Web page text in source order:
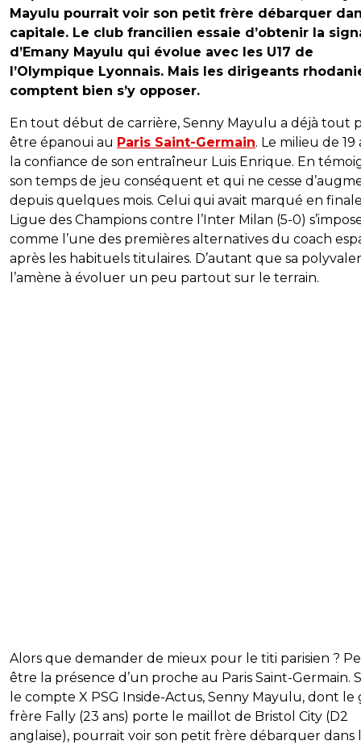
Mayulu pourrait voir son petit frère débarquer
capitale. Le club francilien essaie d’obtenir la
d’Emany Mayulu qui évolue avec les U17 de
l’Olympique Lyonnais. Mais les dirigeants
comptent bien s’y opposer.
En tout début de carrière, Senny Mayulu a déjà tout
être épanoui au Paris Saint-Germain. Le milieu de 19
la confiance de son entraîneur Luis Enrique. En
son temps de jeu conséquent et qui ne cesse
depuis quelques mois. Celui qui avait marqué en
Ligue des Champions contre l’Inter Milan (5-0)
comme l’une des premières alternatives du coach
après les habituels titulaires. D’autant que sa
l’amène à évoluer un peu partout sur le terrain.
Alors que demander de mieux pour le titi parisien ?
être la présence d’un proche au Paris Saint-Germain.
le compte X PSG Inside-Actus, Senny Mayulu, dont le
frère Fally (23 ans) porte le maillot de Bristol City (D2
anglaise), pourrait voir son petit frère débarquer dans